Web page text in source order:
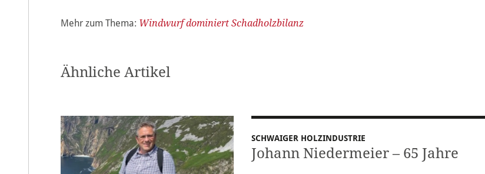
Mehr zum Thema: Windwurf dominiert Schadholzbilanz
Ähnliche Artikel
SCHWAIGER HOLZINDUSTRIE
Johann Niedermeier – 65 Jahre